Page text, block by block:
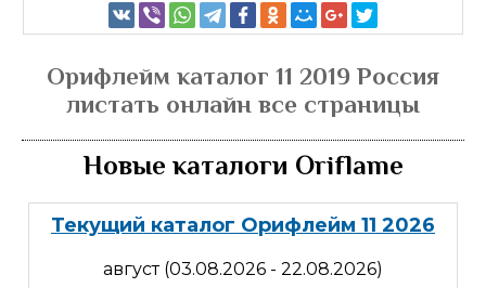
Орифлейм каталог 11 2019 Россия
листать онлайн все страницы
Новые каталоги Oriflame
Текущий каталог Орифлейм 11 2026
август (03.08.2026 - 22.08.2026)